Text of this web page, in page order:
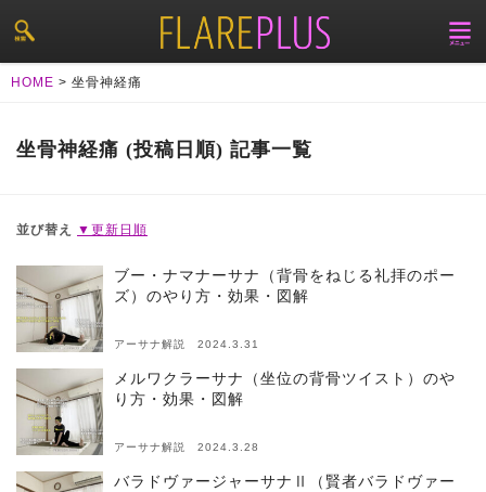
HOME > 坐骨神経痛
坐骨神経痛 (投稿日順) 記事一覧
並び替え ▼更新日順
ブー・ナマナーサナ（背骨をねじる礼拝のポー
ズ）のやり方・効果・図解
アーサナ解説 2024.3.31
メルワクラーサナ（坐位の背骨ツイスト）のや
り方・効果・図解
アーサナ解説 2024.3.28
バラドヴァージャーサナⅡ（賢者バラドヴァー